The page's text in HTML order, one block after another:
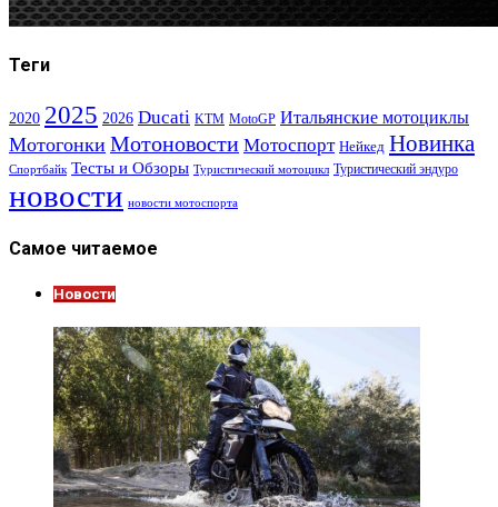
Теги
2020 2025 2026 Ducati KTM MotoGP Итальянские мотоциклы
Мотогонки Мотоновости Мотоспорт Нейкед Новинка
Спортбайк Тесты и Обзоры Туристический мотоцикл Туристический эндуро
новости новости мотоспорта
Самое читаемое
Новости